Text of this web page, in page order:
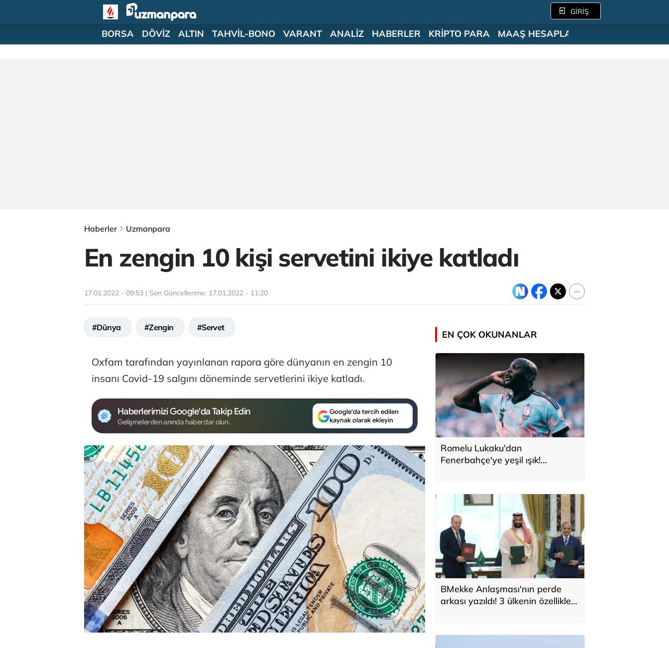
GİRİŞ
BORSA DÖVİZ ALTIN TAHVİL-BONO VARANT ANALİZ HABERLER KRİPTO PARA MAAŞ HESAPLAMA
Haberler Uzmanpara
En zengin 10 kişi servetini ikiye katladı
17.01.2022 - 09:53 | Son Güncellenme: 17.01.2022 - 11:20
#Dünya #Zengin #Servet
Oxfam tarafından yayınlanan rapora göre dünyanın en zengin 10
insanı Covid-19 salgını döneminde servetlerini ikiye katladı.
Haberlerimizi Google'da Takip Edin
Gelişmelerden anında haberdar olun.
Google'da tercih edilen
kaynak olarak ekleyin
EN ÇOK OKUNANLAR
Romelu Lukaku'dan
Fenerbahçe'ye yeşil ışık!
BMekke Anlaşması'nın perde
arkası yazıldı! 3 ülkenin özellikleri